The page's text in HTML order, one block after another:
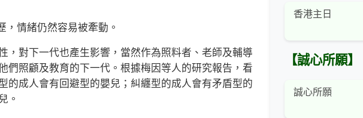
情緒仍然容易被牽動。
對下一代也產生影響，當然作為照料者、老師及輔導
們照顧及教育的下一代。根據梅因等人的研究報告，看
的成人會有回避型的嬰兒；糾纏型的成人會有矛盾型的
。
香港主日
【誠心所願】
誠心所願